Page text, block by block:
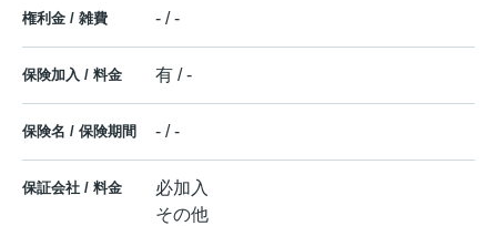
権利金 / 雑費 - / -
保険加入 / 料金 有 / -
保険名 / 保険期間 - / -
保証会社 / 料金
必加入
その他